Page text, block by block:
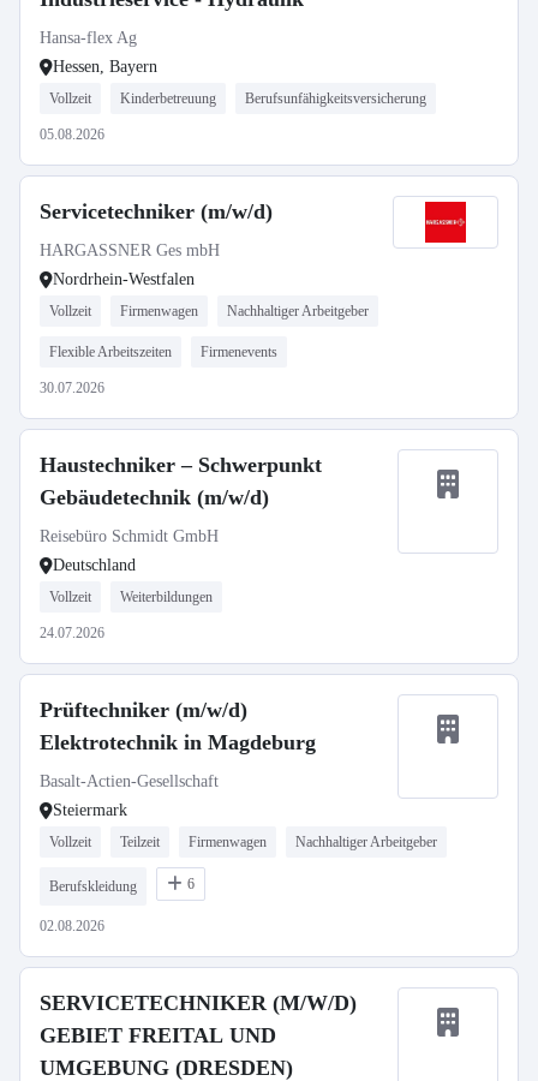
Hansa-flex Ag
Hessen, Bayern
Vollzeit Kinderbetreuung Berufsunfähigkeitsversicherung
05.08.2026
Servicetechniker (m/w/d)
HARGASSNER Ges mbH
Nordrhein-Westfalen
Vollzeit Firmenwagen Nachhaltiger Arbeitgeber
Flexible Arbeitszeiten Firmenevents
30.07.2026
Haustechniker – Schwerpunkt
Gebäudetechnik (m/w/d)
Reisebüro Schmidt GmbH
Deutschland
Vollzeit Weiterbildungen
24.07.2026
Prüftechniker (m/w/d)
Elektrotechnik in Magdeburg
Basalt-Actien-Gesellschaft
Steiermark
Vollzeit Teilzeit Firmenwagen Nachhaltiger Arbeitgeber
Berufskleidung 6
02.08.2026
SERVICETECHNIKER (M/W/D)
GEBIET FREITAL UND
UMGEBUNG (DRESDEN)